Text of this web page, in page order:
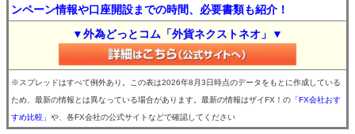
ンペーン情報や口座開設までの時間、必要書類も紹介！
▼外為どっとコム「外貨ネクストネオ」▼
※スプレッドはすべて例外あり。この表は2026年8月3日時点のデータをもとに作成している
ため、最新の情報とは異なっている場合があります。最新の情報はザイFX！の 「FX会社おす
すめ比較」 や、各FX会社の公式サイトなどで確認してください